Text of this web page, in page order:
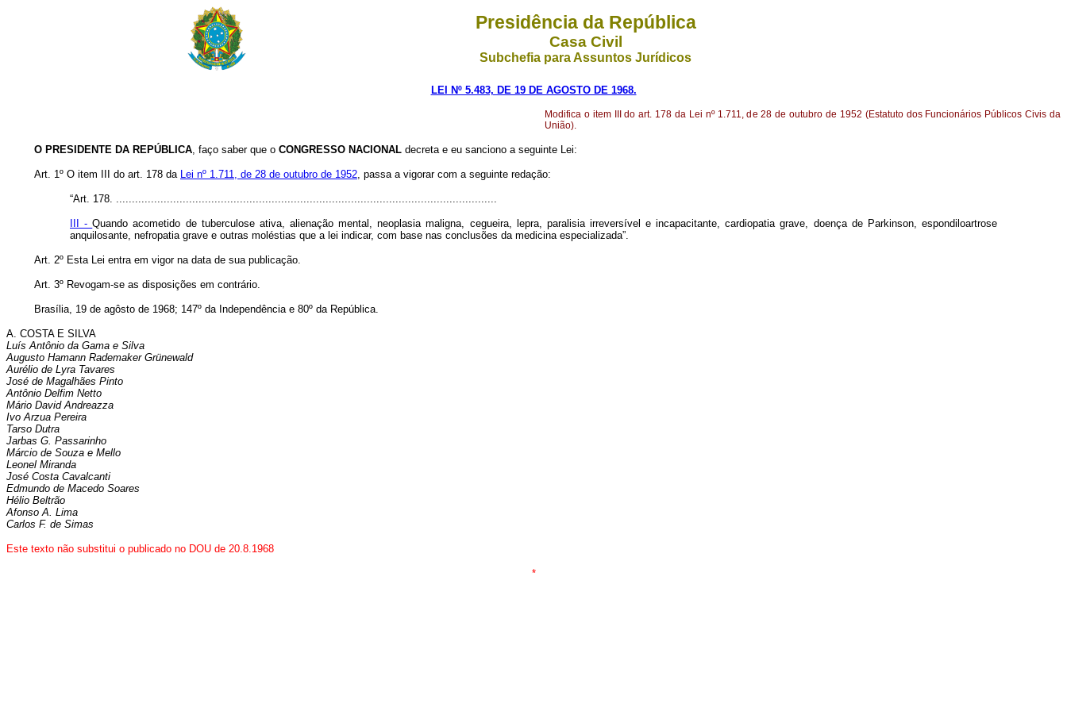
Presidência da República
Casa Civil
Subchefia para Assuntos Jurídicos
LEI Nº 5.483, DE 19 DE AGOSTO DE 1968.
Modifica o item III do art. 178 da Lei nº 1.711, de 28 de outubro de 1952 (Estatuto dos Funcionários Públicos Civis da
União).
O PRESIDENTE DA REPÚBLICA, faço saber que o CONGRESSO NACIONAL decreta e eu sanciono a seguinte Lei:
Art. 1º O item III do art. 178 da Lei nº 1.711, de 28 de outubro de 1952, passa a vigorar com a seguinte redação:
“Art. 178. ........................................................................................................................
III -Quando acometido de tuberculose ativa, alienação mental, neoplasia maligna, cegueira, lepra, paralisia irreversível e incapacitante, cardiopatia grave, doença de Parkinson, espondiloartrose
anquilosante, nefropatia grave e outras moléstias que a lei indicar, com base nas conclusões da medicina especializada”.
Art. 2º Esta Lei entra em vigor na data de sua publicação.
Art. 3º Revogam-se as disposições em contrário.
Brasília, 19 de agôsto de 1968; 147º da Independência e 80º da República.
A. COSTA E SILVA
Luís Antônio da Gama e Silva
Augusto Hamann Rademaker Grünewald
Aurélio de Lyra Tavares
José de Magalhães Pinto
Antônio Delfim Netto
Mário David Andreazza
Ivo Arzua Pereira
Tarso Dutra
Jarbas G. Passarinho
Márcio de Souza e Mello
Leonel Miranda
José Costa Cavalcanti
Edmundo de Macedo Soares
Hélio Beltrão
Afonso A. Lima
Carlos F. de Simas
Este texto não substitui o publicado no DOU de 20.8.1968
*